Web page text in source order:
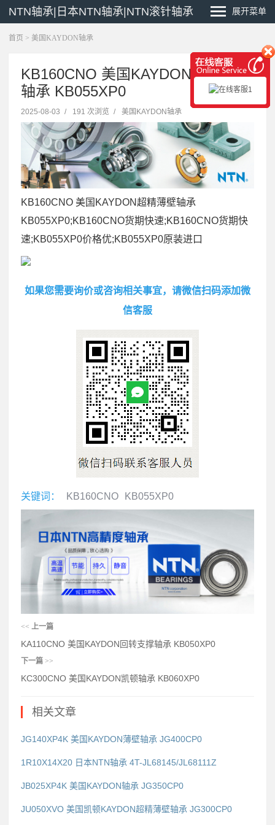
NTN轴承|日本NTN轴承|NTN滚针轴承 展开菜单
首页 > 美国KAYDON轴承
KB160CNO 美国KAYDON超精薄壁
轴承 KB055XP0
2025-08-03 / 191 次浏览 / 美国KAYDON轴承
KB160CNO 美国KAYDON超精薄壁轴承
KB055XP0;KB160CNO货期快速;KB160CNO货期快
速;KB055XP0价格优;KB055XP0原装进口
如果您需要询价或咨询相关事宜，请微信扫码添加微
信客服
关键词： KB160CNO KB055XP0
<< 上一篇
KA110CNO 美国KAYDON回转支撑轴承 KB050XP0
下一篇 >>
KC300CNO 美国KAYDON凯顿轴承 KB060XP0
相关文章
JG140XP4K 美国KAYDON薄壁轴承 JG400CP0
1R10X14X20 日本NTN轴承 4T-JL68145/JL68111Z
JB025XP4K 美国KAYDON轴承 JG350CP0
JU050XVO 美国凯顿KAYDON超精薄壁轴承 JG300CP0